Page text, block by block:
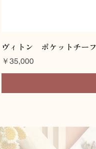
ヴィトン ポケットチーフ
価格
￥35,000